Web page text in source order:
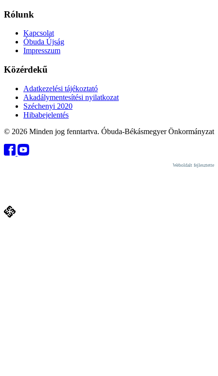
Rólunk
Kapcsolat
Óbuda Újság
Impresszum
Közérdekű
Adatkezelési tájékoztató
Akadálymentesítési nyilatkozat
Széchenyi 2020
Hibabejelentés
© 2026 Minden jog fenntartva. Óbuda-Békásmegyer Önkormányzat
Weboldalt fejlesztette